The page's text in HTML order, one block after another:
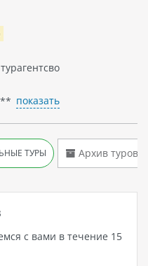
с вами в течение 15
показать
ТУРЫ Архив туров